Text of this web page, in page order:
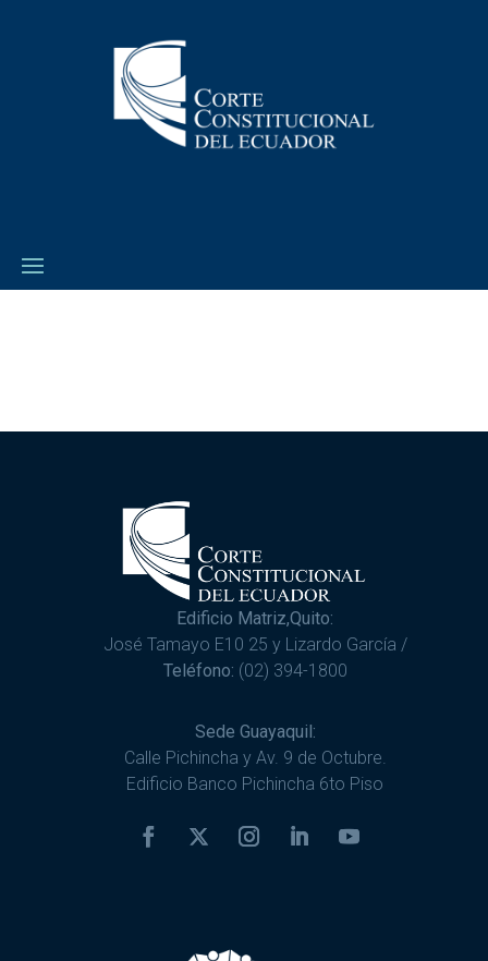
Edificio Matriz,Quito:
José Tamayo E10 25 y Lizardo García /
Teléfono: (02) 394-1800
Sede Guayaquil:
Calle Pichincha y Av. 9 de Octubre.
Edificio Banco Pichincha 6to Piso